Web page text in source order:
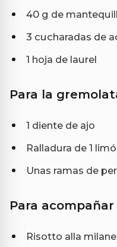
40 g de
3 cucharadas de
1 hoja de laurel
Para la
1 diente de ajo
Ralladura de 1
Unas ramas de
Para
Risotto alla